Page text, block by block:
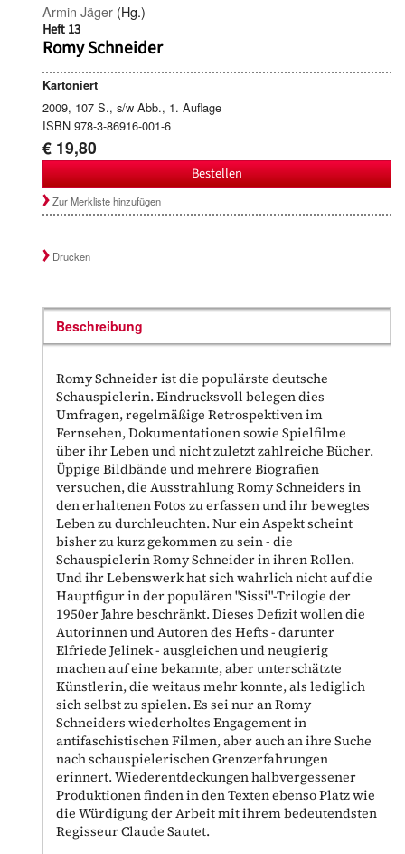
Armin Jäger (Hg.)
Heft 13
Romy Schneider
Kartoniert
2009, 107 S., s/w Abb., 1. Auflage
ISBN 978-3-86916-001-6
€ 19,80
Bestellen
Zur Merkliste hinzufügen
Drucken
Beschreibung
Romy Schneider ist die populärste deutsche
Schauspielerin. Eindrucksvoll belegen dies
Umfragen, regelmäßige Retrospektiven im
Fernsehen, Dokumentationen sowie Spielfilme
über ihr Leben und nicht zuletzt zahlreiche Bücher.
Üppige Bildbände und mehrere Biografien
versuchen, die Ausstrahlung Romy Schneiders in
den erhaltenen Fotos zu erfassen und ihr bewegtes
Leben zu durchleuchten. Nur ein Aspekt scheint
bisher zu kurz gekommen zu sein - die
Schauspielerin Romy Schneider in ihren Rollen.
Und ihr Lebenswerk hat sich wahrlich nicht auf die
Hauptfigur in der populären "Sissi"-Trilogie der
1950er Jahre beschränkt. Dieses Defizit wollen die
Autorinnen und Autoren des Hefts - darunter
Elfriede Jelinek - ausgleichen und neugierig
machen auf eine bekannte, aber unterschätzte
Künstlerin, die weitaus mehr konnte, als lediglich
sich selbst zu spielen. Es sei nur an Romy
Schneiders wiederholtes Engagement in
antifaschistischen Filmen, aber auch an ihre Suche
nach schauspielerischen Grenzerfahrungen
erinnert. Wiederentdeckungen halbvergessener
Produktionen finden in den Texten ebenso Platz wie
die Würdigung der Arbeit mit ihrem bedeutendsten
Regisseur Claude Sautet.